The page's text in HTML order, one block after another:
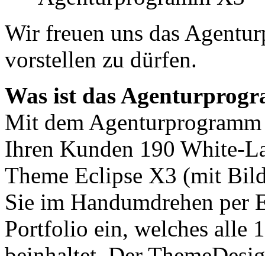
Wir freuen uns das
vorstellen zu dürfen.
Was ist das
Mit dem
Ihren Kunden 190 White-
Theme Eclipse X3 (mit
Sie im Handumdrehen per
Portfolio ein, welches alle